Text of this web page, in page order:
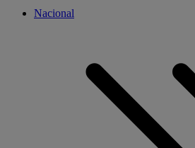
Nacional